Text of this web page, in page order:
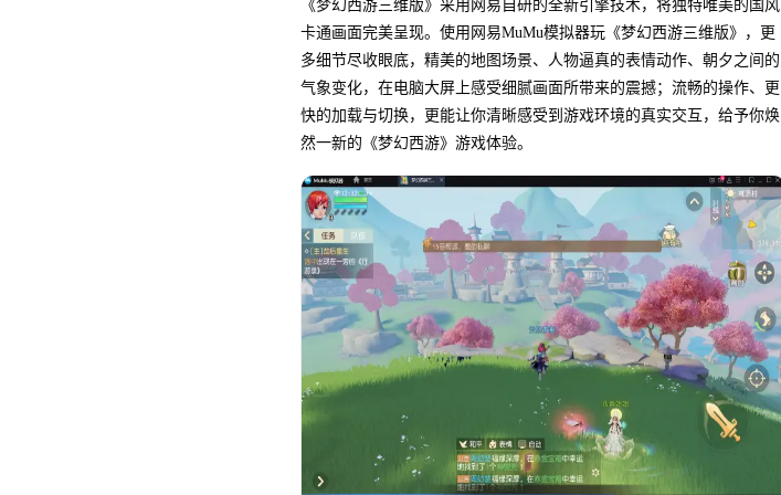
《梦幻西游三维版》采用网易自研的全新引擎技术，将独特唯美的国风
卡通画面完美呈现。使用网易MuMu模拟器玩《梦幻西游三维版》，更
多细节尽收眼底，精美的地图场景、人物逼真的表情动作、朝夕之间的
气象变化，在电脑大屏上感受细腻画面所带来的震撼；流畅的操作、更
快的加载与切换，更能让你清晰感受到游戏环境的真实交互，给予你焕
然一新的《梦幻西游》游戏体验。